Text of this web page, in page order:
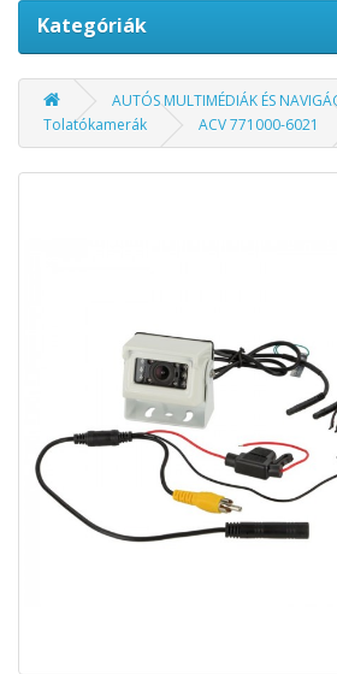
Kategóriák
AUTÓS MULTIMÉDIÁK ÉS
Tolatókamerák
ACV 771000-6021